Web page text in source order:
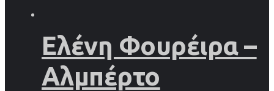
Ελένη Φουρέιρα –
Αλμπέρτο